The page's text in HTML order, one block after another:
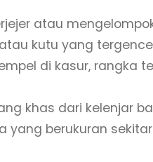
atau
kutu yang
di kasur, rangka
khas dari kelenjar
berukuran